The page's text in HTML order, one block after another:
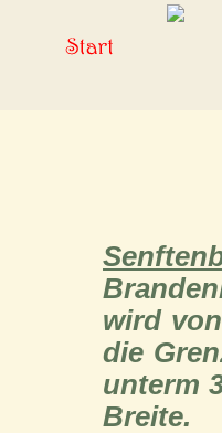
wird
die
unterm
Breite.